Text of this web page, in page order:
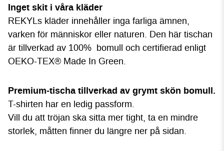
Inget skit i våra kläder
REKYLs kläder innehåller inga farliga ämnen,
varken för människor eller naturen. Den här tischan
är tillverkad av 100% bomull och certifierad enligt
OEKO-TEX® Made In Green.
Premium-tischa tillverkad av grymt skön bomull.
T-shirten har en ledig passform.
Vill du att tröjan ska sitta mer tight, ta en mindre
storlek, måtten finner du längre ner på sidan.